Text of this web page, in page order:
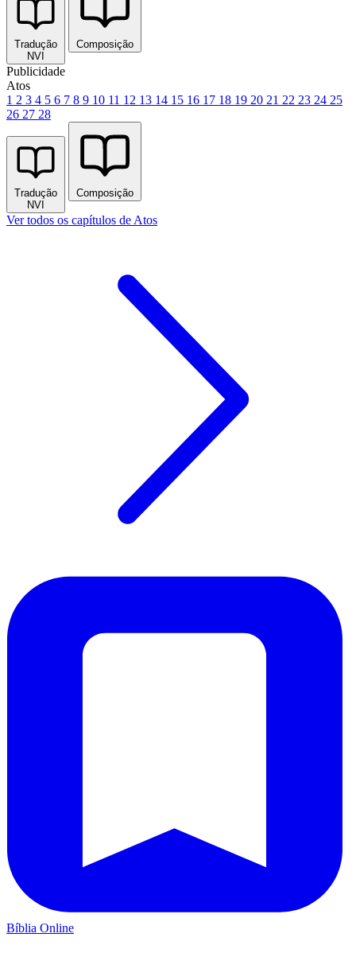
Tradução
NVI
Composição
Publicidade
Atos
1 2 3 4 5 6 7 8 9 10 11 12 13 14 15 16 17 18 19 20 21 22 23 24 25
26 27 28
Tradução
NVI
Composição
Ver todos os capítulos de Atos
Bíblia Online